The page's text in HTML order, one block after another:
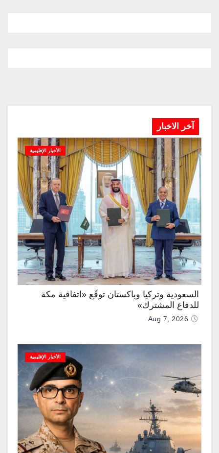
آخر الاخبار
الأخبار الإقليمية
السعودية وتركيا وباكستان توقّع «اتفاقية مكة
للدفاع المشترك»
Aug 7, 2026
الأخبار الإقليمية